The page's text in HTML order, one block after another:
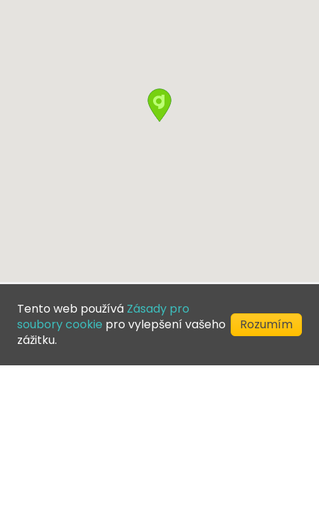
Všechna práva vyhrazena
Tento web používá Zásady pro
soubory cookie pro vylepšení vašeho
zážitku.
Rozumím